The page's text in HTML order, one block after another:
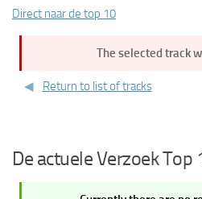
Direct naar de top 10
The selected track
Return to list of tracks
De actuele Verzoek Top